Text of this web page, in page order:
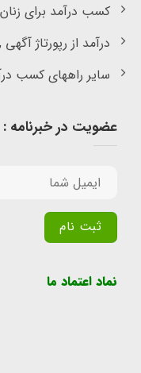
کسب درآمد برای
درآمد از رپورتاژ
سایر راههای کسب
عضویت در خبرنامه :
نماد اعتماد ما